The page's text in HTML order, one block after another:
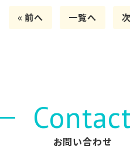
« 前へ 一覧へ
お問い合わせ